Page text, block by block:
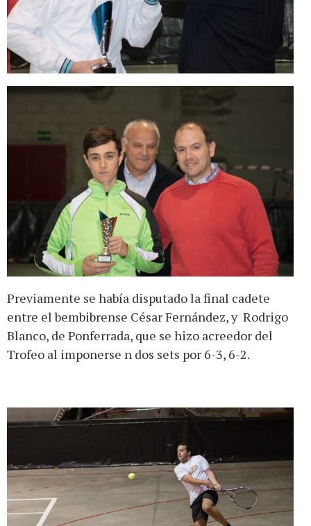
Previamente se había disputado la final cadete
entre el bembibrense César Fernández, y Rodrigo
Blanco, de Ponferrada, que se hizo acreedor del
Trofeo al imponerse n dos sets por 6-3, 6-2.